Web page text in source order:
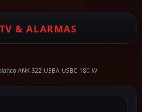
& ALARMAS
ANK-322-USBA-USBC-180-W